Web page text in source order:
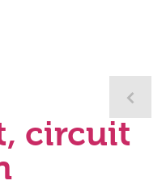
circuit